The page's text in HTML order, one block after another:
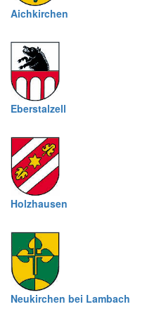
Aichkirchen
Eberstalzell
Holzhausen
Neukirchen bei Lambach